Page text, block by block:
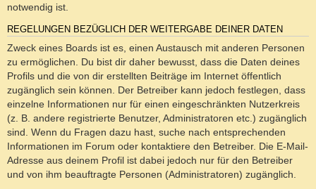
notwendig ist.
REGELUNGEN BEZÜGLICH DER WEITERGABE DEINER DATEN
Zweck eines Boards ist es, einen Austausch mit anderen Personen
zu ermöglichen. Du bist dir daher bewusst, dass die Daten deines
Profils und die von dir erstellten Beiträge im Internet öffentlich
zugänglich sein können. Der Betreiber kann jedoch festlegen, dass
einzelne Informationen nur für einen eingeschränkten Nutzerkreis
(z. B. andere registrierte Benutzer, Administratoren etc.) zugänglich
sind. Wenn du Fragen dazu hast, suche nach entsprechenden
Informationen im Forum oder kontaktiere den Betreiber. Die E-Mail-
Adresse aus deinem Profil ist dabei jedoch nur für den Betreiber
und von ihm beauftragte Personen (Administratoren) zugänglich.